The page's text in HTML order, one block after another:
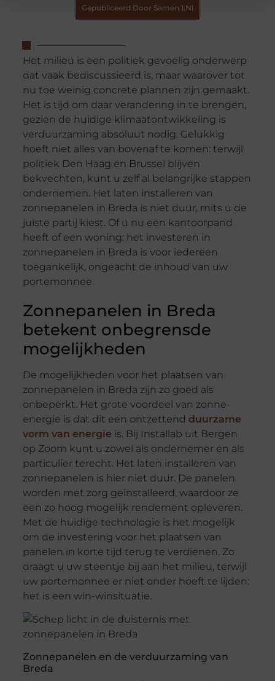
Gepubliceerd Door Samen 1.nl
Het milieu is een politiek gevoelig onderwerp
dat vaak bediscussieerd is, maar waarover tot
nu toe weinig concrete plannen zijn gemaakt.
Het is tijd om daar verandering in te brengen,
gezien de huidige klimaatontwikkeling is
verduurzaming absoluut nodig. Gelukkig
hoeft niet alles van bovenaf te komen: terwijl
politiek Den Haag en Brussel blijven
bekvechten, kunt u zelf al belangrijke stappen
ondernemen. Het laten installeren van
zonnepanelen in Breda is niet duur, mits u de
juiste partij kiest. Of u nu een kantoorpand
heeft of een woning: het investeren in
zonnepanelen in Breda is voor iedereen
toegankelijk, ongeacht de inhoud van uw
portemonnee.
Zonnepanelen in Breda
betekent onbegrensde
mogelijkheden
De mogelijkheden voor het plaatsen van
zonnepanelen in Breda zijn zo goed als
onbeperkt. Het grote voordeel van zonne-
energie is dat dit een ontzettend duurzame
vorm van energie is. Bij Installab uit Bergen
op Zoom kunt u zowel als ondernemer en als
particulier terecht. Het laten installeren van
zonnepanelen is hier niet duur. De panelen
worden met zorg geïnstalleerd, waardoor ze
een zo hoog mogelijk rendement opleveren.
Met de huidige technologie is het mogelijk
om de investering voor het plaatsen van
panelen in korte tijd terug te verdienen. Zo
draagt u uw steentje bij aan het milieu, terwijl
uw portemonnee er niet onder hoeft te lijden:
het is een win-winsituatie.
Zonnepanelen en de verduurzaming van
Breda